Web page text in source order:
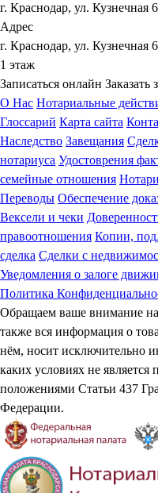
г. Краснодар, ул. Кузнечная
Адрес
г. Краснодар, ул. Кузнечная
1 этаж
Записаться онлайн Заказать
О Нас Нотариальные
Глоссарий Карта сайта
Наследство Завещания
нотариуса Удостоврения
семейные отношения
Переводы Обеспечение
Вексели и чеки
правоотношения Копии,
сделка Сделки с
Уведомления о залоге
Политика
Обращаем ваше внимание на
также вся информация о
нём, носит исключительно
каких условиях не
положениями Статьи 437
Федерации.